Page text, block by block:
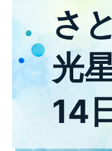
さ
光
14